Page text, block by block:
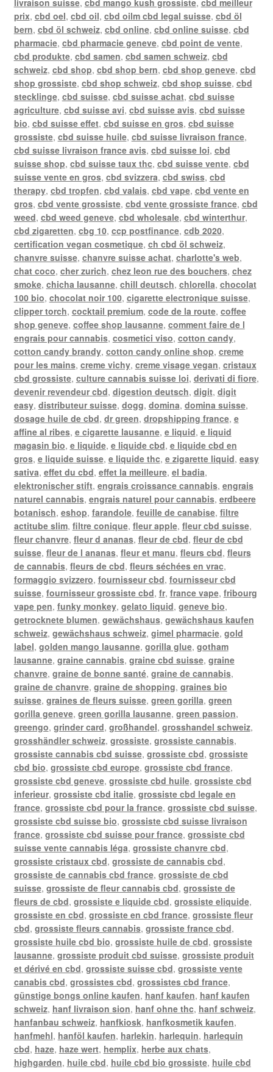
prix, cbd oel, cbd oil, cbd oilm cbd legal suisse, cbd öl
bern, cbd öl schweiz, cbd online, cbd online suisse, cbd
pharmacie, cbd pharmacie geneve, cbd point de vente,
cbd produkte, cbd samen, cbd samen schweiz, cbd
schweiz, cbd shop, cbd shop bern, cbd shop geneve, cbd
shop grossiste, cbd shop schweiz, cbd shop suisse, cbd
stecklinge, cbd suisse, cbd suisse achat, cbd suisse
agriculture, cbd suisse avi, cbd suisse avis, cbd suisse
bio, cbd suisse effet, cbd suisse en gros, cbd suisse
grossiste, cbd suisse huile, cbd suisse livraison france,
cbd suisse livraison france avis, cbd suisse loi, cbd
suisse shop, cbd suisse taux thc, cbd suisse vente, cbd
suisse vente en gros, cbd svizzera, cbd swiss, cbd
therapy, cbd tropfen, cbd valais, cbd vape, cbd vente en
gros, cbd vente grossiste, cbd vente grossiste france, cbd
weed, cbd weed geneve, cbd wholesale, cbd winterthur,
cbd zigaretten, cbg 10, ccp postfinance, cdb 2020,
certification vegan cosmetique, ch cbd öl schweiz,
chanvre suisse, chanvre suisse achat, charlotte's web,
chat coco, cher zurich, chez leon rue des bouchers, chez
smoke, chicha lausanne, chill deutsch, chlorella, chocolat
100 bio, chocolat noir 100, cigarette electronique suisse,
clipper torch, cocktail premium, code de la route, coffee
shop geneve, coffee shop lausanne, comment faire de l
engrais pour cannabis, cosmetici viso, cotton candy,
cotton candy brandy, cotton candy online shop, creme
pour les mains, creme vichy, creme visage vegan, cristaux
cbd grossiste, culture cannabis suisse loi, derivati di fiore,
devenir revendeur cbd, digestion deutsch, digit, digit
easy, distributeur suisse, dogg, domina, domina suisse,
dosage huile de cbd, dr green, dropshipping france, e
affine al ribes, e cigarette lausanne, e liquid, e liquid
magasin bio, e liquide, e liquide cbd, e liquide cbd en
gros, e liquide suisse, e liquide thc, e zigarette liquid, easy
sativa, effet du cbd, effet la meilleure, el badia,
elektronischer stift, engrais croissance cannabis, engrais
naturel cannabis, engrais naturel pour cannabis, erdbeere
botanisch, eshop, farandole, feuille de canabise, filtre
actitube slim, filtre conique, fleur apple, fleur cbd suisse,
fleur chanvre, fleur d ananas, fleur de cbd, fleur de cbd
suisse, fleur de l ananas, fleur et manu, fleurs cbd, fleurs
de cannabis, fleurs de cbd, fleurs séchées en vrac,
formaggio svizzero, fournisseur cbd, fournisseur cbd
suisse, fournisseur grossiste cbd, fr, france vape, fribourg
vape pen, funky monkey, gelato liquid, geneve bio,
getrocknete blumen, gewächshaus, gewächshaus kaufen
schweiz, gewächshaus schweiz, gimel pharmacie, gold
label, golden mango lausanne, gorilla glue, gotham
lausanne, graine cannabis, graine cbd suisse, graine
chanvre, graine de bonne santé, graine de cannabis,
graine de chanvre, graine de shopping, graines bio
suisse, graines de fleurs suisse, green gorilla, green
gorilla geneve, green gorilla lausanne, green passion,
greengo, grinder card, großhandel, grosshandel schweiz,
grosshändler schweiz, grossiste, grossiste cannabis,
grossiste cannabis cbd suisse, grossiste cbd, grossiste
cbd bio, grossiste cbd europe, grossiste cbd france,
grossiste cbd geneve, grossiste cbd huile, grossiste cbd
inferieur, grossiste cbd italie, grossiste cbd legale en
france, grossiste cbd pour la france, grossiste cbd suisse,
grossiste cbd suisse bio, grossiste cbd suisse livraison
france, grossiste cbd suisse pour france, grossiste cbd
suisse vente cannabis léga, grossiste chanvre cbd,
grossiste cristaux cbd, grossiste de cannabis cbd,
grossiste de cannabis cbd france, grossiste de cbd
suisse, grossiste de fleur cannabis cbd, grossiste de
fleurs de cbd, grossiste e liquide cbd, grossiste eliquide,
grossiste en cbd, grossiste en cbd france, grossiste fleur
cbd, grossiste fleurs cannabis, grossiste france cbd,
grossiste huile cbd bio, grossiste huile de cbd, grossiste
lausanne, grossiste produit cbd suisse, grossiste produit
et dérivé en cbd, grossiste suisse cbd, grossiste vente
canabis cbd, grossistes cbd, grossistes cbd france,
günstige bongs online kaufen, hanf kaufen, hanf kaufen
schweiz, hanf livraison sion, hanf ohne thc, hanf schweiz,
hanfanbau schweiz, hanfkiosk, hanfkosmetik kaufen,
hanfmehl, hanföl kaufen, harlekin, harlequin, harlequin
cbd, haze, haze wert, hemplix, herbe aux chats,
highgarden, huile cbd, huile cbd bio grossiste, huile cbd